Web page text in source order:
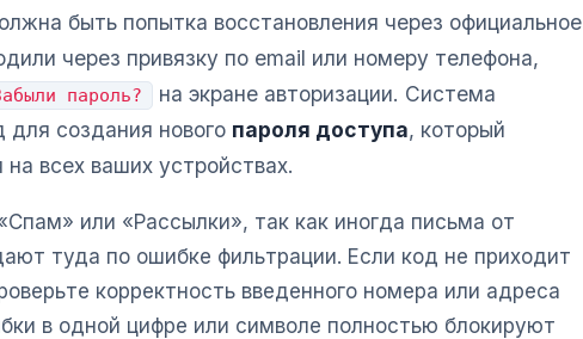
быть попытка восстановления через официальное
через привязку по email или номеру телефона,
пароль?
на экране авторизации. Система
для создания нового пароля доступа, который
всех ваших устройствах.
или «Рассылки», так как иногда письма от
туда по ошибке фильтрации. Если код не приходит
корректность введенного номера или адреса
в одной цифре или символе полностью блокируют